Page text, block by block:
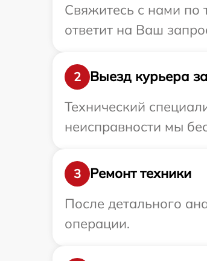
Свяжитесь с нами по
ответит на Ваш
2
Выезд курьера
Технический
неисправности мы
3
Ремонт техники
После детального
операции.